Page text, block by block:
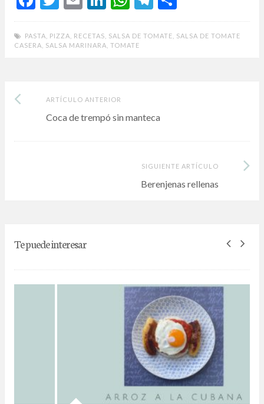
ac
e
b
w
itt
m
ai
n
ke
dI
h
at
p
el
e
o
m
PASTA PIZZA RECETAS SALSA DE TOMATE
SALSA DE TOMATE
CASERA
SALSA MARINARA TOMATE
Post
navigation
ARTÍCULO ANTERIOR
anterior:
Coca de trempó sin manteca
SIGUIENTE ARTÍCULO
Berenjenas rellenas
Siguiente
Te puede interesar